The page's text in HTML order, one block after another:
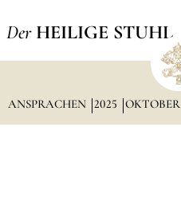
Der HEILIGE STUHL
ANSPRACHEN 2025 OKTOBER